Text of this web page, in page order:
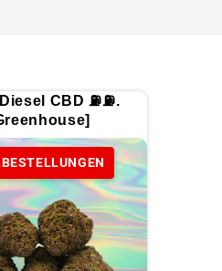
CBD ⛽⛽.